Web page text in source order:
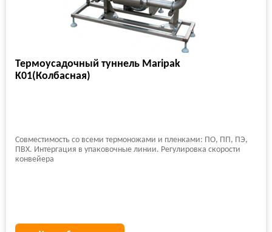
Термоусадочный туннель Maripak
K01(Колбасная)
Совместимость со всеми термоножами и пленками: ПО, ПП, ПЭ,
ПВХ. Интергация в упаковочные линии. Регулировка скорости
конвейера